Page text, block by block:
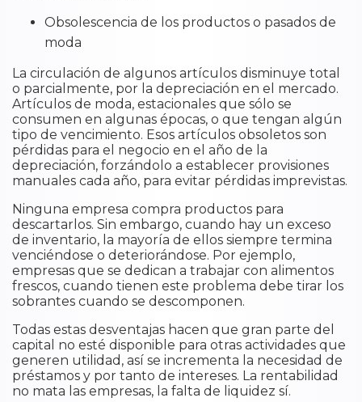
Obsolescencia de los productos o pasados de
moda
La circulación de algunos artículos disminuye total
o parcialmente, por la depreciación en el mercado.
Artículos de moda, estacionales que sólo se
consumen en algunas épocas, o que tengan algún
tipo de vencimiento. Esos artículos obsoletos son
pérdidas para el negocio en el año de la
depreciación, forzándolo a establecer provisiones
manuales cada año, para evitar pérdidas imprevistas.
Ninguna empresa compra productos para
descartarlos. Sin embargo, cuando hay un exceso
de inventario, la mayoría de ellos siempre termina
venciéndose o deteriorándose. Por ejemplo,
empresas que se dedican a trabajar con alimentos
frescos, cuando tienen este problema debe tirar los
sobrantes cuando se descomponen.
Todas estas desventajas hacen que gran parte del
capital no esté disponible para otras actividades que
generen utilidad, así se incrementa la necesidad de
préstamos y por tanto de intereses. La rentabilidad
no mata las empresas, la falta de liquidez sí.